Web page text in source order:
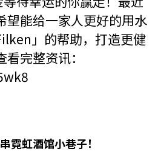
望能给一家人更好的用水
」的帮助，打造更健
完整资讯：
霓虹酒馆小巷子！